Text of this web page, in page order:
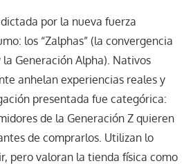
por la nueva fuerza
los “Zalphas” (la convergencia
Generación Alpha). Nativos
anhelan experiencias reales y
presentada fue categórica:
de la Generación Z quieren
de comprarlos. Utilizan lo
pero valoran la tienda física como